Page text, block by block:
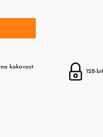
kakovost
128-